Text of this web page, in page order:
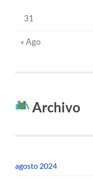
31
« Ago
Archivo
agosto 2024